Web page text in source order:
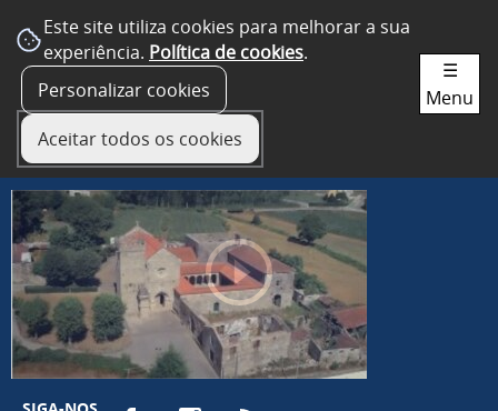
Este site utiliza cookies para melhorar a sua
experiência. Política de cookies.
Personalizar cookies
Aceitar todos os cookies
☰
Menu